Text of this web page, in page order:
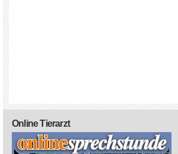
Online Tierarzt